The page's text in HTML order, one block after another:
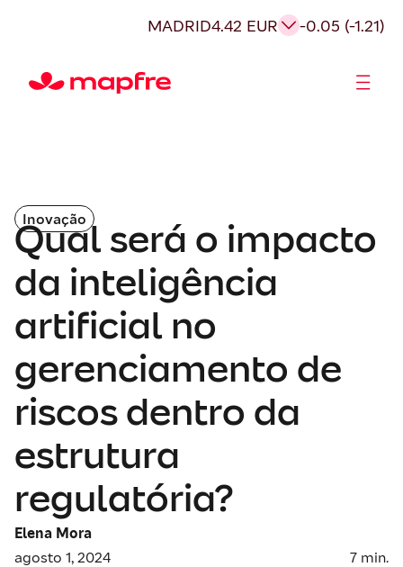
MADRID4.42 EUR -0.05 (-1.21)
Inovação
Qual será o impacto
da inteligência
artificial no
gerenciamento de
riscos dentro da
estrutura
regulatória?
Elena Mora
agosto 1, 2024
7 min.